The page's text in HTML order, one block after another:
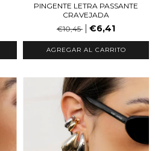
PINGENTE LETRA PASSANTE
CRAVEJADA
€10,45
€6,41
AGREGAR AL CARRITO